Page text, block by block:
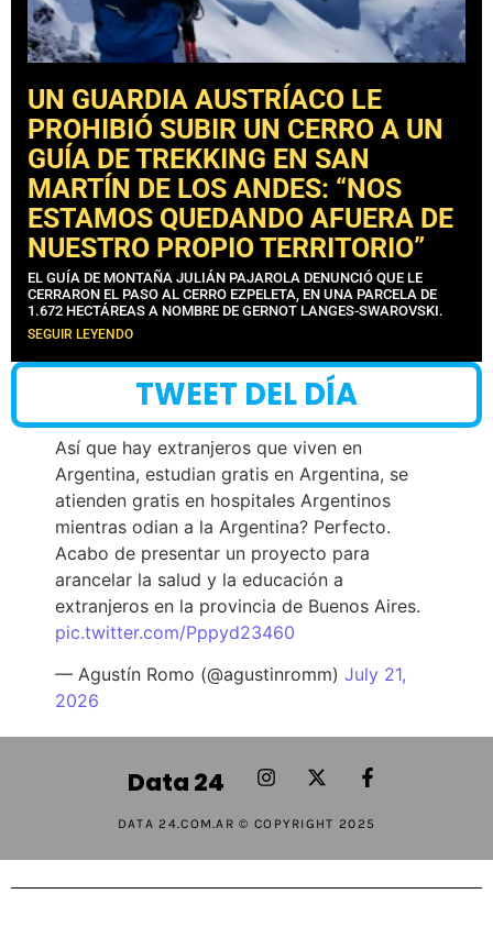
UN GUARDIA AUSTRÍACO LE
PROHIBIÓ SUBIR UN CERRO A UN
GUÍA DE TREKKING EN SAN
MARTÍN DE LOS ANDES: “NOS
ESTAMOS QUEDANDO AFUERA DE
NUESTRO PROPIO TERRITORIO”
EL GUÍA DE MONTAÑA JULIÁN PAJAROLA DENUNCIÓ QUE LE
CERRARON EL PASO AL CERRO EZPELETA, EN UNA PARCELA DE
1.672 HECTÁREAS A NOMBRE DE GERNOT LANGES-SWAROVSKI.
SEGUIR LEYENDO
TWEET DEL DÍA
Así que hay extranjeros que viven en
Argentina, estudian gratis en Argentina, se
atienden gratis en hospitales Argentinos
mientras odian a la Argentina? Perfecto.
Acabo de presentar un proyecto para
arancelar la salud y la educación a
extranjeros en la provincia de Buenos Aires.
pic.twitter.com/Pppyd23460
— Agustín Romo (@agustinromm) July 21,
2026
Data 24
DATA 24.COM.AR © COPYRIGHT 2025